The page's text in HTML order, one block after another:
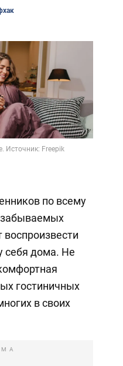
Источник: Freepik
по всему
себя дома. Не
гостиничных
в своих